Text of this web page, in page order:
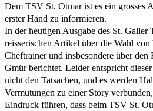
Dem TSV St. Otmar ist es ein grosses
erster Hand zu informieren.
In der heutigen Ausgabe des St. Galler
reisserischen Artikel über die Wahl von
Cheftrainer und insbesondere über
Gmür berichtet. Leider entspricht
nicht den Tatsachen, und es werden
Vermutungen zu einer Story
Eindruck führen, dass beim TSV St.